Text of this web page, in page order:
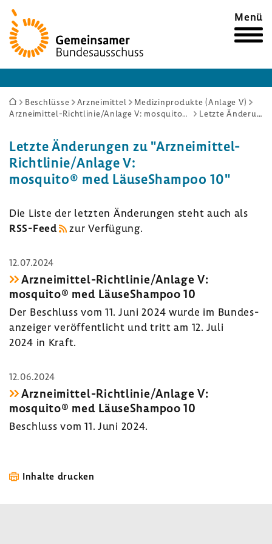
Zur
Startseite
Menü
Sie
sind
Beschlüsse Arzneimittel
Medizinprodukte (Anlage V)
Arzneimittel-Richtlinie/Anlage V: mosquito® med LäuseShampoo 10
Letzte Änderungen
Letzte Ände­rungen zu "Arzneimittel-​
Richtlinie/Anlage V:
mosquito® med LäuseS­hampoo 10"
Die Liste der letzten Ände­rungen steht auch als
RSS-​Feed
zur Verfü­gung.
12.07.2024
Arzneimittel-​Richtlinie/Anlage V:
mosquito® med LäuseS­hampoo 10
Der Beschluss vom 11. Juni 2024 wurde im Bundes­
an­zeiger veröf­fent­licht und tritt am 12. Juli
2024 in Kraft.
12.06.2024
Arzneimittel-​Richtlinie/Anlage V:
mosquito® med LäuseS­hampoo 10
Beschluss vom 11. Juni 2024.
Inhalte drucken